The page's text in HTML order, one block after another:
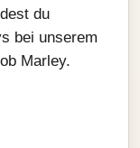
du
bei unserem
Marley.